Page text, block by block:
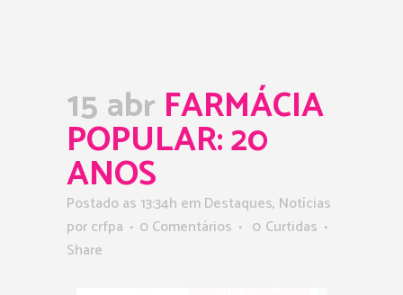
15 abrFARMÁCIA
POPULAR: 20
ANOS
Postado as 13:34h emDestaques, Notícias
porcrfpa 0 Comentários 0 Curtidas
Share